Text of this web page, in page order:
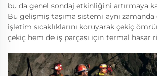
bu da genel sondaj etkinliğini artırmaya
Bu gelişmiş taşıma sistemi aynı zamanda
işletim sıcaklıklarını koruyarak çekiç
çekiç hem de iş parçası için termal hasar